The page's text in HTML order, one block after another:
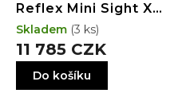
Reflex Mini Sight XL
(RMSX) GLASS
edition 4MOA Dot
(3.25MOA) BLACK
11 785 CZK
Do košíku
Skladem (3 ks)